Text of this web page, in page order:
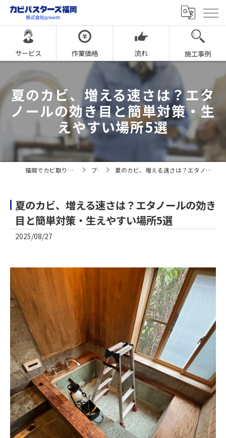
サービス 作業価格 流れ 施工事例
夏のカビ、増える速さは？エタ
ノールの効き目と簡単対策・生
えやすい場所5選
福岡でカビ取りならカビバスターズ福岡 ブログ 夏のカビ、増える速さは？エタノールの効き目と簡単対策・生えやすい場所5選
夏のカビ、増える速さは？エタノールの効き
目と簡単対策・生えやすい場所5選
2025/08/27